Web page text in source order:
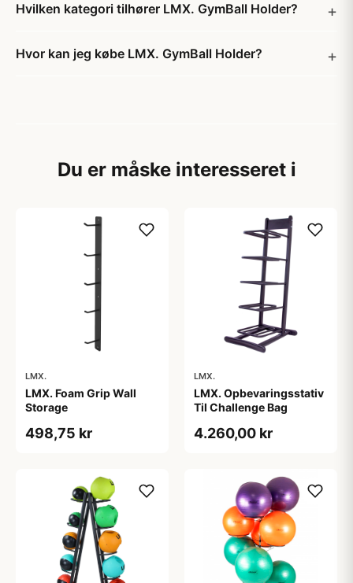
Hvilken kategori tilhører LMX. GymBall Holder?
Hvor kan jeg købe LMX. GymBall Holder?
Du er måske interesseret i
LMX.
LMX. Foam Grip Wall
Storage
498,75 kr
LMX.
LMX. Opbevaringsstativ
Til Challenge Bag
4.260,00 kr